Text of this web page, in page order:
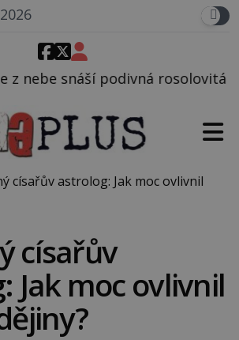
rosolovitá látka neznámého
císařův astrolog: Jak moc ovlivnil
císařův
Jak moc ovlivnil